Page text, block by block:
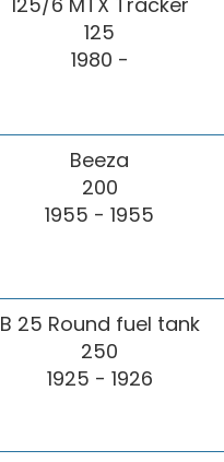
125
1980 -
Beeza
200
1955 - 1955
B 25 Round fuel tank
250
1925 - 1926